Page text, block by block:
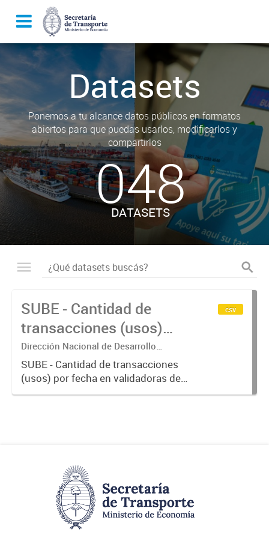
Datasets
Ponemos a tu alcance datos públicos en formatos
abiertos para que puedas usarlos, modificarlos y
compartirlos
048
DATASETS
SUBE - Cantidad de
transacciones (usos)
por fecha
Dirección Nacional de Desarrollo
Tecnológico - Ministerio de Transporte.
SUBE - Cantidad de transacciones
(usos) por fecha en validadoras de
la red SUBE.
csv